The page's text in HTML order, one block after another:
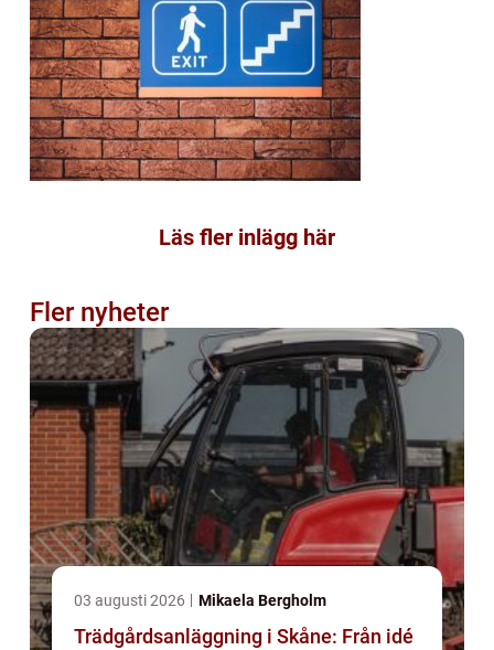
Läs fler inlägg här
Fler nyheter
03 augusti 2026 Mikaela Bergholm
Trädgårdsanläggning i Skåne: Från idé